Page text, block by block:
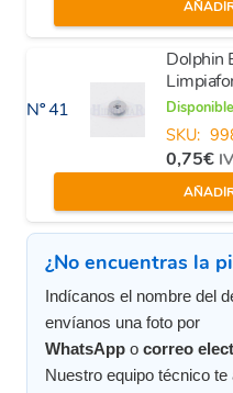
Nº 41
Dolphin
Disponible
SKU:
0,75€
¿No encuentras la
Indícanos el nombre del
envíanos una foto por
WhatsApp o correo
Nuestro equipo técnico